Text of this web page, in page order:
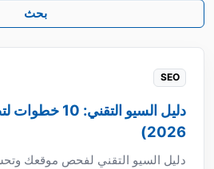
بحث
SEO
دليل السيو
2026)
دليل السيو التقني لفحص موقعك